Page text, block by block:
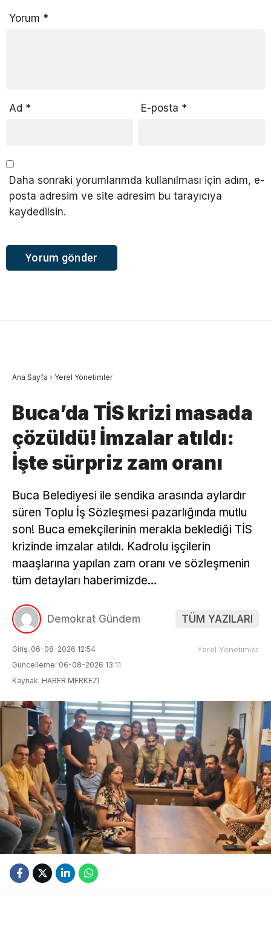
Yorum *
Ad * E-posta *
Daha sonraki yorumlarımda kullanılması için adım, e-
posta adresim ve site adresim bu tarayıcıya
kaydedilsin.
Ana Sayfa › Yerel Yönetimler
Buca’da TİS krizi masada
çözüldü! İmzalar atıldı:
İşte sürpriz zam oranı
Buca Belediyesi ile sendika arasında aylardır
süren Toplu İş Sözleşmesi pazarlığında mutlu
son! Buca emekçilerinin merakla beklediği TİS
krizinde imzalar atıldı. Kadrolu işçilerin
maaşlarına yapılan zam oranı ve sözleşmenin
tüm detayları haberimizde…
Demokrat Gündem TÜM YAZILARI
Giriş: 06-08-2026 12:54
Güncelleme: 06-08-2026 13:11
Kaynak: HABER MERKEZI
Yerel Yönetimler